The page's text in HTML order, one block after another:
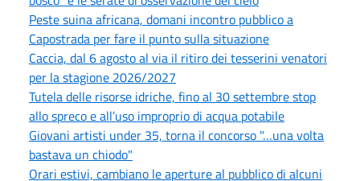
Peste suina africana, domani incontro pubblico a
Capostrada per fare il punto sulla situazione
Caccia, dal 6 agosto al via il ritiro dei tesserini venatori
per la stagione 2026/2027
Tutela delle risorse idriche, fino al 30 settembre stop
allo spreco e all’uso improprio di acqua potabile
Giovani artisti under 35, torna il concorso "…una volta
bastava un chiodo"
Orari estivi, cambiano le aperture al pubblico di alcuni